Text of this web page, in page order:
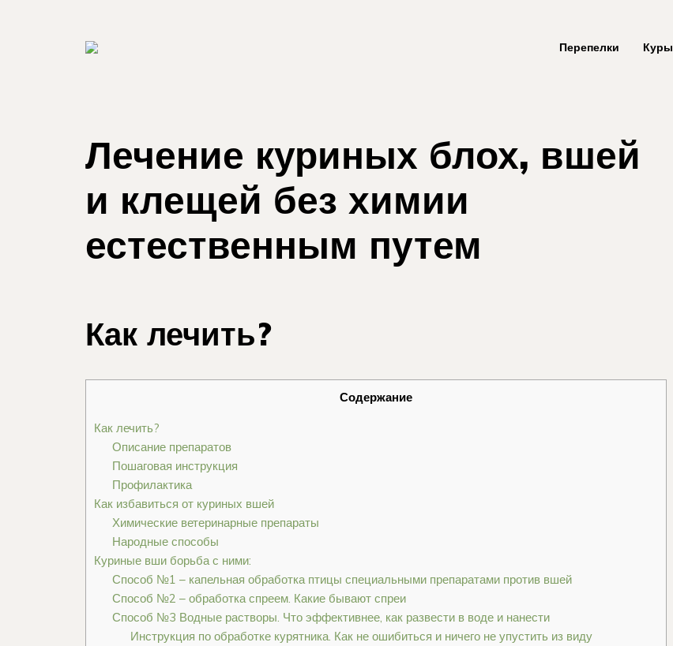
Перепелки Куры
Лечение куриных блох, вшей
и клещей без химии
естественным путем
Как лечить?
Содержание
Как лечить?
Описание препаратов
Пошаговая инструкция
Профилактика
Как избавиться от куриных вшей
Химические ветеринарные препараты
Народные способы
Куриные вши борьба с ними:
Способ №1 – капельная обработка птицы специальными препаратами против вшей
Способ №2 – обработка спреем. Какие бывают спреи
Способ №3 Водные растворы. Что эффективнее, как развести в воде и нанести
Инструкция по обработке курятника. Как не ошибиться и ничего не упустить из виду